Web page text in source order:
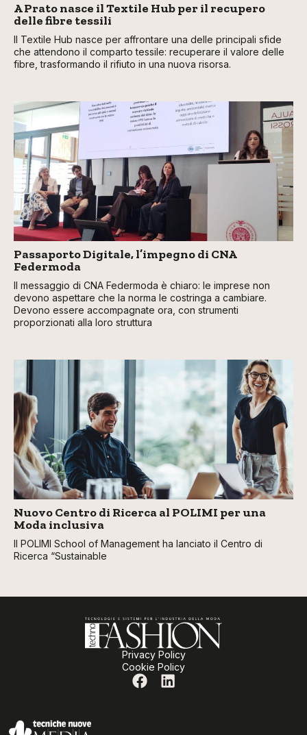
A Prato nasce il Textile Hub per il recupero
delle fibre tessili
Il Textile Hub nasce per affrontare una delle principali sfide
che attendono il comparto tessile: recuperare il valore delle
fibre, trasformando il rifiuto in una nuova risorsa.
Passaporto Digitale, l’impegno di CNA
Federmoda
Il messaggio di CNA Federmoda è chiaro: le imprese non
devono aspettare che la norma le costringa a cambiare.
Devono essere accompagnate ora, con strumenti
proporzionati alla loro struttura
Nuovo Centro di Ricerca al POLIMI per una
Moda inclusiva
Il POLIMI School of Management ha lanciato il Centro di
Ricerca “Sustainable
Privacy Policy
Cookie Policy